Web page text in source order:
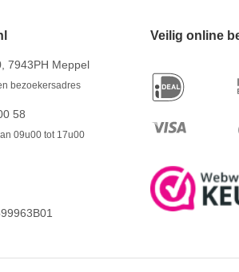
7943PH Meppel
bezoekersadres
58
09u00 tot 17u00
Veilig online